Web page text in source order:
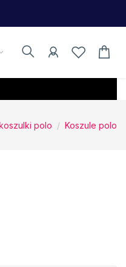
polo Koszule polo